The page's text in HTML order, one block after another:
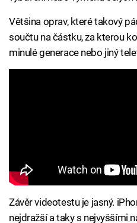
Většina oprav, které takový
součtu na částku, za kterou
minulé generace nebo jiný
Závěr videotestu je jasný.
nejdražší a taky s nejvyššími